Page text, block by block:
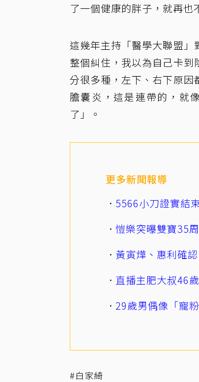
了一個健康的胖子，就再也
這幾年主持「醫學大聯盟」
整個糾住，我以為自己卡
分很多種，左下、右下原
膽囊炎，這是連帶的，就
了」。
更多新聞報導
5566小刀證實結
愷樂突曝雙寶35
黃寅燁、惠利確
直播主肥大叔46
29歲男偶像「寵
#白家綺